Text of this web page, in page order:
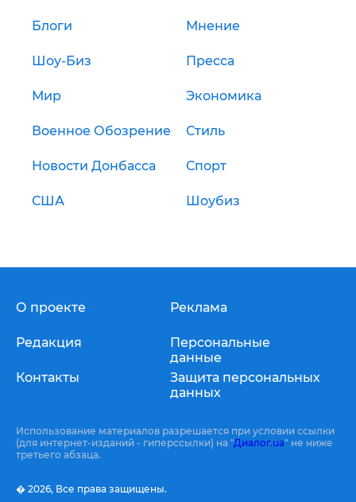
Блоги Мнение
Шоу-Биз Пресса
Мир Экономика
Военное Обозрение Стиль
Новости Донбасса Спорт
США Шоубиз
О проекте
Редакция
Контакты
Реклама
Персональные
данные
Защита персональных
данных
Использование материалов разрешается при условии ссылки
(для интернет-изданий - гиперссылки) на "Диалог.ua" не ниже
третьего абзаца.
� 2026, Все права защищены.